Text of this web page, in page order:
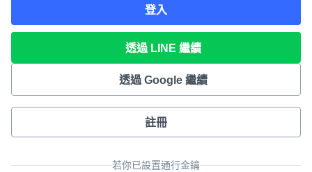
登入
透過 LINE 繼續
透過 Google 繼續
註冊
若你已設置通行金鑰